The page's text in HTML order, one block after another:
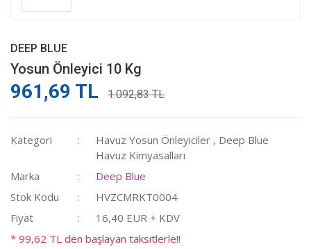
DEEP BLUE
Yosun Önleyici 10 Kg
961,69 TL 1.092,83 TL
Kategori Havuz Yosun Önleyiciler , Deep Blue
Havuz Kimyasalları
Marka
Deep Blue
Stok Kodu
HVZCMRKT0004
Fiyat
16,40 EUR + KDV
* 99,62 TL den başlayan taksitlerle!!